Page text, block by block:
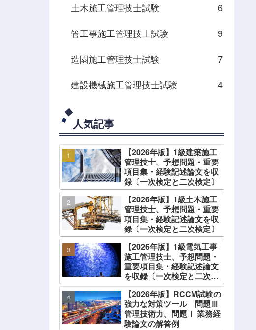
土木施工管理技士試験
6
管工事施工管理技士試験
9
造園施工管理技士試験
7
建設機械施工管理技士試験
4
人気記事
【2026年版】1級建築施工
管理技士、予想問題・重要
項目集・経験記述論文を収
録〔一次検定と二次検定〕
【2026年版】1級土木施工
管理技士、予想問題・重要
項目集・経験記述論文を収
録〔一次検定と二次検定〕
【2026年版】1級電気工事
施工管理技士、予想問題・
重要項目集・経験記述論文
を収録〔一次検定と二次検
定〕
【2026年版】RCCM試験の
強力な対策ツール 問題Ⅲ
管理技術力、問題Ⅰ 業務経
験論文の解答例